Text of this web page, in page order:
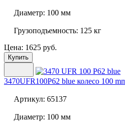
Диаметр: 100 мм
Грузоподъемность: 125 кг
Цена: 1625 руб.
Купить
3470UFR100P62 blue колесо 100
Артикул: 65137
Диаметр: 100 мм